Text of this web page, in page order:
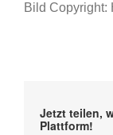
Bild Copyright:
Jetzt teilen,
Plattform!